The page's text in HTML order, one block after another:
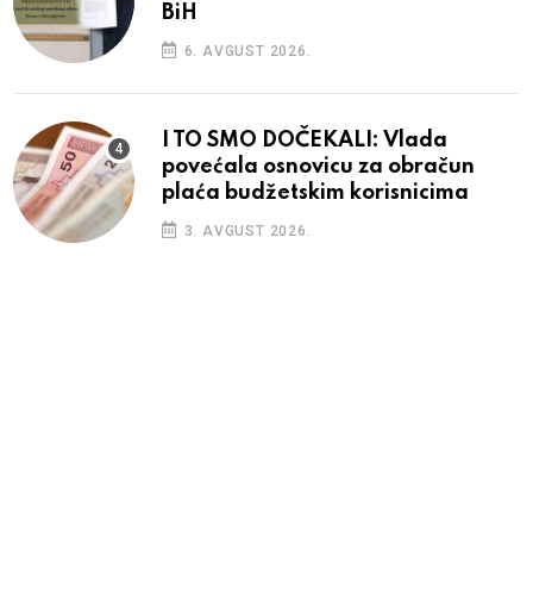
BiH
6. AVGUST 2026.
I TO SMO DOČEKALI: Vlada
povećala osnovicu za obračun
plaća budžetskim korisnicima
3. AVGUST 2026.